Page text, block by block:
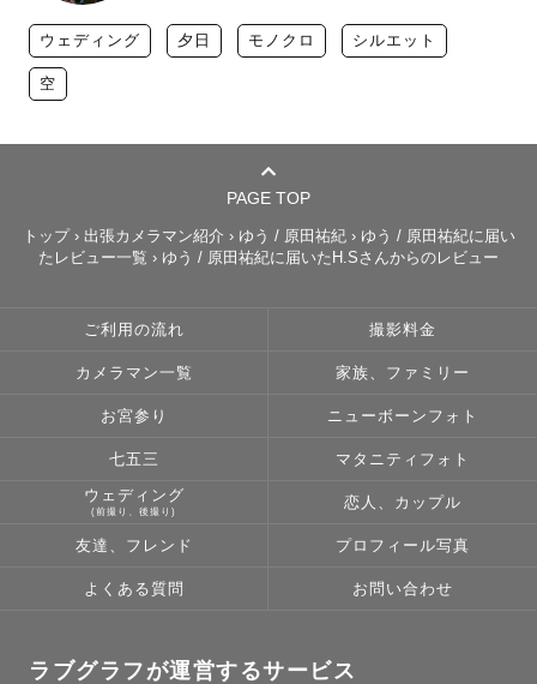
ウェディング 夕日 モノクロ シルエット
空
PAGE TOP
トップ› 出張カメラマン紹介 › ゆう / 原田祐紀› ゆう / 原田祐紀に届い
たレビュー一覧 › ゆう / 原田祐紀に届いたH.Sさんからのレビュー
ご利用の流れ 撮影料金
カメラマン一覧 家族、ファミリー
お宮参り ニューボーンフォト
七五三 マタニティフォト
ウェディング
(前撮り、後撮り)
恋人、カップル
友達、フレンド プロフィール写真
よくある質問 お問い合わせ
ラブグラフが運営するサービス